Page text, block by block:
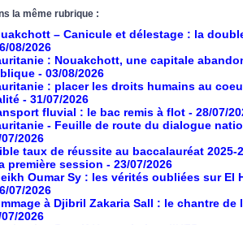
la même rubrique :
– Canicule et délestage : la
08/2026
: Nouakchott, une capitale
- 03/08/2026
: placer les droits humains au
- 31/07/2026
fluvial : le bac remis à flot - 28/07/
- Feuille de route du dialogue
2026
taux de réussite au baccalauréat 2025-
première session - 23/07/2026
Oumar Sy : les vérités oubliées sur El
07/2026
à Djibril Zakaria Sall : le chantre de
2026